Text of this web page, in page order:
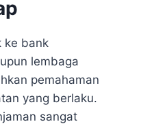
ke bank
lembaga
pemahaman
yang berlaku.
sangat